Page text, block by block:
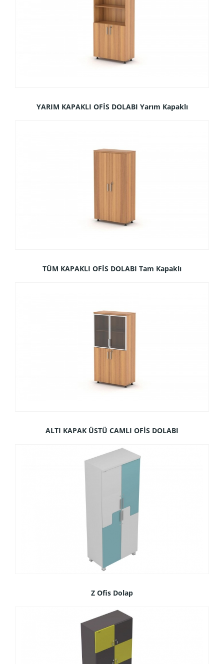
YARIM KAPAKLI OFİS DOLABI Yarım Kapaklı
TÜM KAPAKLI OFİS DOLABI Tam Kapaklı
ALTI KAPAK ÜSTÜ CAMLI OFİS DOLABI
Z Ofis Dolap